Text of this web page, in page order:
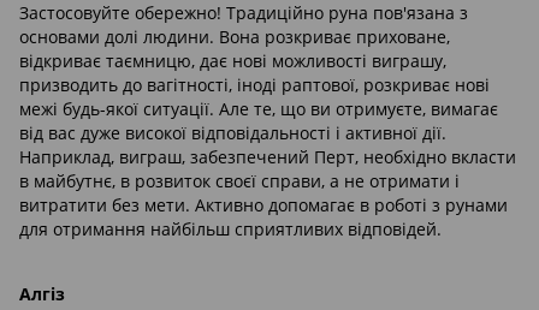
Застосовуйте обережно! Традиційно руна пов'язана з
основами долі людини. Вона розкриває приховане,
відкриває таємницю, дає нові можливості виграшу,
призводить до вагітності, іноді раптової, розкриває нові
межі будь-якої ситуації. Але те, що ви отримуєте, вимагає
від вас дуже високої відповідальності і активної дії.
Наприклад, виграш, забезпечений Перт, необхідно вкласти
в майбутнє, в розвиток своєї справи, а не отримати і
витратити без мети. Активно допомагає в роботі з рунами
для отримання найбільш сприятливих відповідей.
Алгіз